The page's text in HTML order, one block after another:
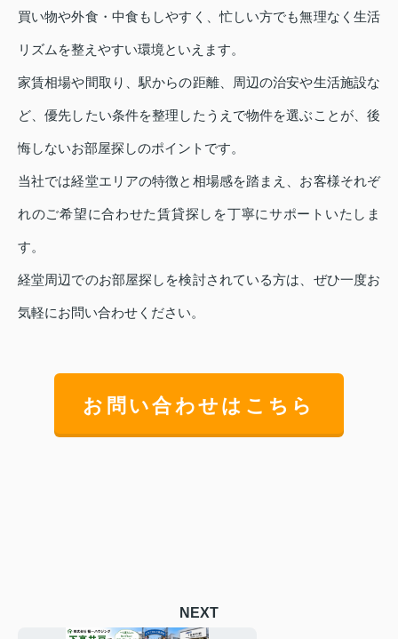
買い物や外食・中食もしやすく、忙しい方でも無理なく生活
リズムを整えやすい環境といえます。
家賃相場や間取り、駅からの距離、周辺の治安や生活施設な
ど、優先したい条件を整理したうえで物件を選ぶことが、後
悔しないお部屋探しのポイントです。
当社では経堂エリアの特徴と相場感を踏まえ、お客様それぞ
れのご希望に合わせた賃貸探しを丁寧にサポートいたしま
す。
経堂周辺でのお部屋探しを検討されている方は、ぜひ一度お
気軽にお問い合わせください。
お問い合わせはこちら
NEXT